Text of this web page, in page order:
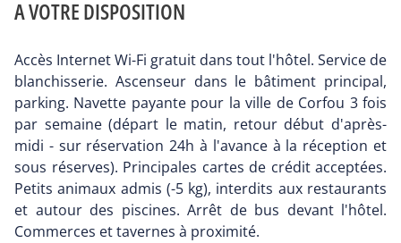
A VOTRE DISPOSITION
Accès Internet Wi-Fi gratuit dans tout l'hôtel. Service de
blanchisserie. Ascenseur dans le bâtiment principal,
parking. Navette payante pour la ville de Corfou 3 fois
par semaine (départ le matin, retour début d'après-
midi - sur réservation 24h à l'avance à la réception et
sous réserves). Principales cartes de crédit acceptées.
Petits animaux admis (-5 kg), interdits aux restaurants
et autour des piscines. Arrêt de bus devant l'hôtel.
Commerces et tavernes à proximité.